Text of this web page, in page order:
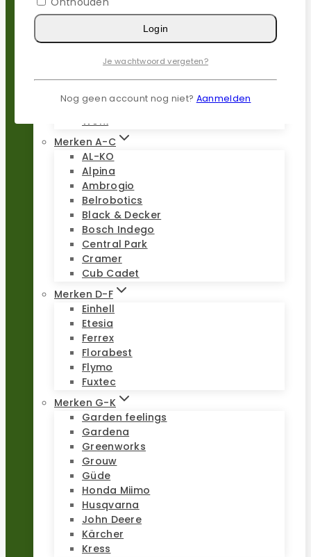
Populaire merken
Kress
Parkside
Stihl
Worx
Merken A-C
AL-KO
Alpina
Ambrogio
Belrobotics
Black & Decker
Bosch Indego
Central Park
Cramer
Cub Cadet
Merken D-F
Einhell
Etesia
Ferrex
Florabest
Flymo
Fuxtec
Merken G-K
Garden feelings
Gardena
Greenworks
Grouw
Güde
Honda Miimo
Husqvarna
John Deere
Kärcher
Kress
Login
Je wachtwoord vergeten?
Nog geen account nog niet? Aanmelden